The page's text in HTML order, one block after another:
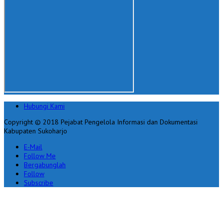
Hubungi Kami
Copyright © 2018 Pejabat Pengelola Informasi dan Dokumentasi
Kabupaten Sukoharjo
E-Mail
Follow Me
Bergabunglah
Follow
Subscribe